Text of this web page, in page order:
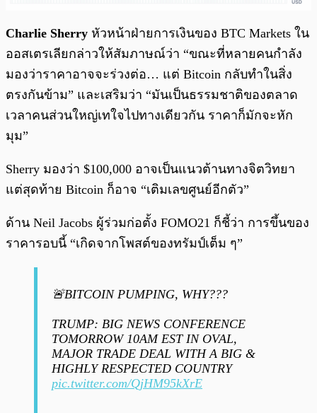
Charlie Sherry หัวหน้าฝ่ายการเงินของ BTC Markets ใน
ออสเตรเลียกล่าวให้สัมภาษณ์ว่า “ขณะที่หลายคนกำลัง
มองว่าราคาอาจจะร่วงต่อ… แต่ Bitcoin กลับทำในสิ่ง
ตรงกันข้าม” และเสริมว่า “มันเป็นธรรมชาติของตลาด
เวลาคนส่วนใหญ่เทใจไปทางเดียวกัน ราคาก็มักจะหัก
มุม”
Sherry มองว่า $100,000 อาจเป็นแนวต้านทางจิตวิทยา
แต่สุดท้าย Bitcoin ก็อาจ “เติมเลขศูนย์อีกตัว”
ด้าน Neil Jacobs ผู้ร่วมก่อตั้ง FOMO21 ก็ชี้ว่า การขึ้นของ
ราคารอบนี้ “เกิดจากโพสต์ของทรัมป์เต็ม ๆ”
🚨BITCOIN PUMPING, WHY???
TRUMP: BIG NEWS CONFERENCE
TOMORROW 10AM EST IN OVAL,
MAJOR TRADE DEAL WITH A BIG &
HIGHLY RESPECTED COUNTRY
pic.twitter.com/QjHM95kXrE